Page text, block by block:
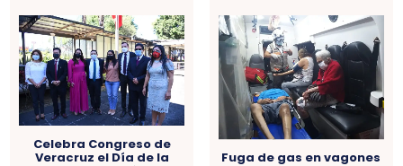
Celebra Congreso de
Veracruz el Día de la Fuga de gas en vagones